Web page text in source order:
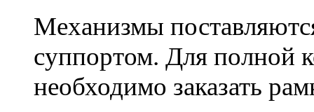
Механизмы
суппортом. Для полной
необходимо заказать